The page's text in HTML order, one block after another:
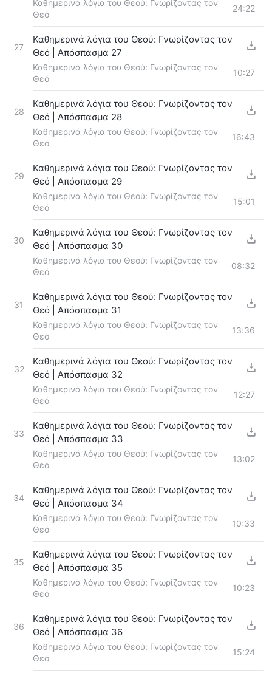
Καθημερινά λόγια του Θεού: Γνωρίζοντας τον
Θεό
24:22
27
Καθημερινά λόγια του Θεού: Γνωρίζοντας τον
Θεό | Απόσπασμα 27
Καθημερινά λόγια του Θεού: Γνωρίζοντας τον
Θεό
10:27
28
Καθημερινά λόγια του Θεού: Γνωρίζοντας τον
Θεό | Απόσπασμα 28
Καθημερινά λόγια του Θεού: Γνωρίζοντας τον
Θεό
16:43
29
Καθημερινά λόγια του Θεού: Γνωρίζοντας τον
Θεό | Απόσπασμα 29
Καθημερινά λόγια του Θεού: Γνωρίζοντας τον
Θεό
15:01
30
Καθημερινά λόγια του Θεού: Γνωρίζοντας τον
Θεό | Απόσπασμα 30
Καθημερινά λόγια του Θεού: Γνωρίζοντας τον
Θεό
08:32
31
Καθημερινά λόγια του Θεού: Γνωρίζοντας τον
Θεό | Απόσπασμα 31
Καθημερινά λόγια του Θεού: Γνωρίζοντας τον
Θεό
13:36
32
Καθημερινά λόγια του Θεού: Γνωρίζοντας τον
Θεό | Απόσπασμα 32
Καθημερινά λόγια του Θεού: Γνωρίζοντας τον
Θεό
12:27
33
Καθημερινά λόγια του Θεού: Γνωρίζοντας τον
Θεό | Απόσπασμα 33
Καθημερινά λόγια του Θεού: Γνωρίζοντας τον
Θεό
13:02
34
Καθημερινά λόγια του Θεού: Γνωρίζοντας τον
Θεό | Απόσπασμα 34
Καθημερινά λόγια του Θεού: Γνωρίζοντας τον
Θεό
10:33
35
Καθημερινά λόγια του Θεού: Γνωρίζοντας τον
Θεό | Απόσπασμα 35
Καθημερινά λόγια του Θεού: Γνωρίζοντας τον
Θεό
10:23
36
Καθημερινά λόγια του Θεού: Γνωρίζοντας τον
Θεό | Απόσπασμα 36
Καθημερινά λόγια του Θεού: Γνωρίζοντας τον
Θεό
15:24